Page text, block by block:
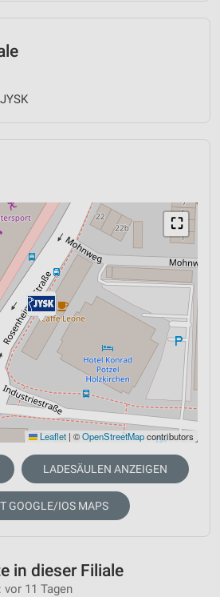
⛶
Leaflet | ©OpenStreetMapcontributors
LADESÄULEN ANZEIGEN
GOOGLE/IOS MAPS
in dieser Filiale
11 Tagen